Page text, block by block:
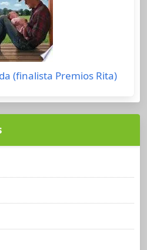
(finalista Premios Rita)